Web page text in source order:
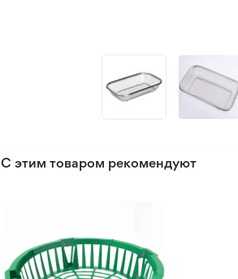
С этим товаром рекомендуют